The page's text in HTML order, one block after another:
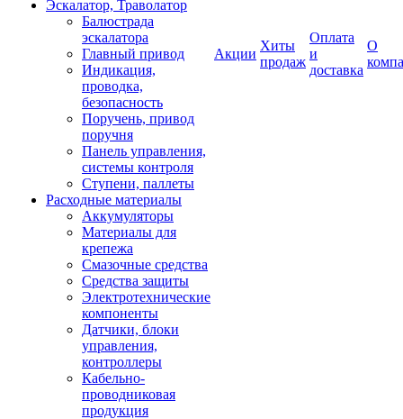
Эскалатор, Траволатор
Балюстрада
эскалатора
Главный привод
Индикация,
проводка,
безопасность
Поручень, привод
поручня
Панель управления,
системы контроля
Ступени, паллеты
Расходные материалы
Аккумуляторы
Материалы для
крепежа
Смазочные средства
Средства защиты
Электротехнические
компоненты
Датчики, блоки
управления,
контроллеры
Кабельно-
проводниковая
продукция
Акции
Хиты
продаж
Оплата
и
доставка
О